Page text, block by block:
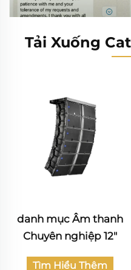
Tải Xuống
Katalog sản phẩm Âm
thanh Dân dụng
Tìm Hiểu Thêm